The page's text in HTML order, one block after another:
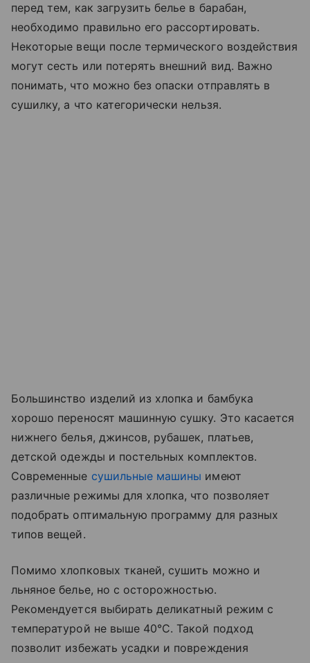
перед тем, как загрузить белье в барабан,
необходимо правильно его рассортировать.
Некоторые вещи после термического воздействия
могут сесть или потерять внешний вид. Важно
понимать, что можно без опаски отправлять в
сушилку, а что категорически нельзя.
Большинство изделий из хлопка и бамбука
хорошо переносят машинную сушку. Это касается
нижнего белья, джинсов, рубашек, платьев,
детской одежды и постельных комплектов.
Современные сушильные машины имеют
различные режимы для хлопка, что позволяет
подобрать оптимальную программу для разных
типов вещей.
Помимо хлопковых тканей, сушить можно и
льняное белье, но с осторожностью.
Рекомендуется выбирать деликатный режим с
температурой не выше 40°C. Такой подход
позволит избежать усадки и повреждения